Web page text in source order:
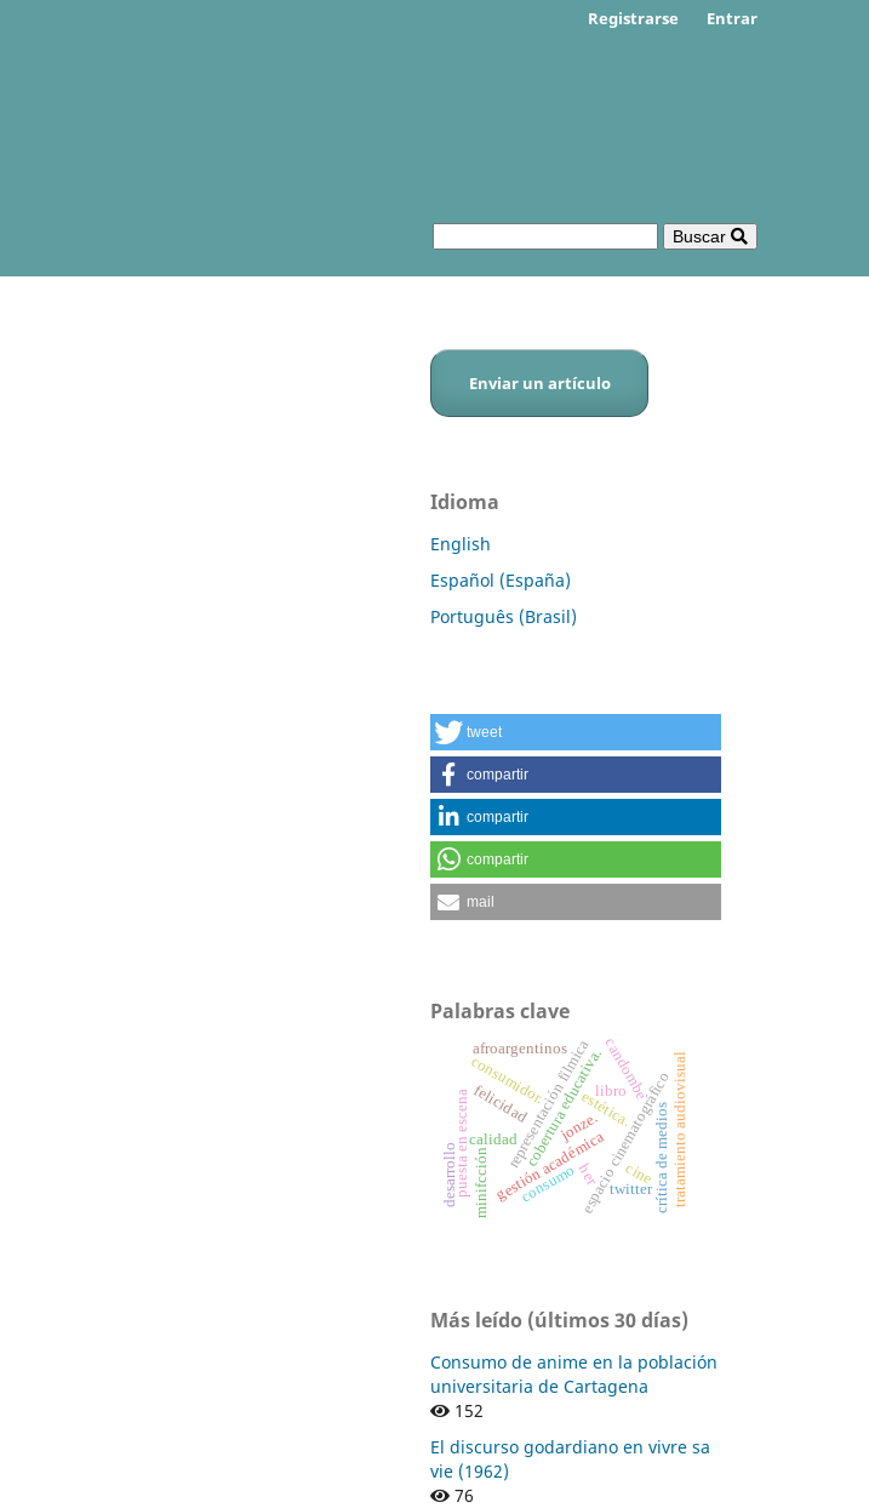
Buscar
Registrarse Entrar
Enviar un artículo
Idioma
English
Español (España)
Português (Brasil)
tweet
compartir
compartir
compartir
mail
Palabras clave
cine
gestión académicaespacio cinematográfico
representación fílmicaestética. tratamiento audiovisual
cobertura educativa.
calidad
puesta en escenaminifcción
desarrollo
candombe
consumidor.
felicidad
afroargentinos
her
consumo crítica de medios
jonze.
twitter
libro
Más leído (últimos 30 días)
Consumo de anime en la población
universitaria de Cartagena
152
El discurso godardiano en vivre sa
vie (1962)
76